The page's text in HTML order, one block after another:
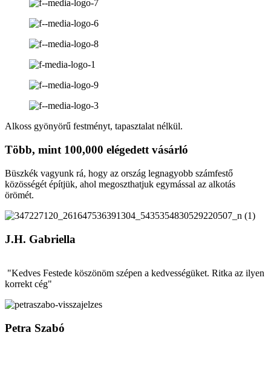
Alkoss gyönyörű festményt, tapasztalat nélkül.
Több, mint 100,000 elégedett vásárló
Büszkék vagyunk rá, hogy az ország legnagyobb számfestő
közösségét építjük, ahol megoszthatjuk egymással az alkotás
örömét.
J.H. Gabriella
"Kedves Festede köszönöm szépen a kedvességüket. Ritka az ilyen
korrekt cég"
Petra Szabó